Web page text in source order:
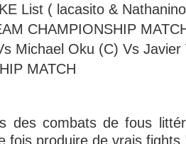
List ( lacasito &
CHAMPIONSHIP
Michael Oku (C) Vs Javier
MATCH
des combats de fous
fois produire de vrais fights